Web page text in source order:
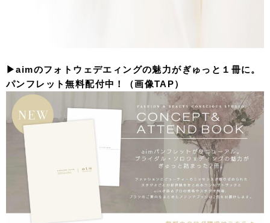
▶︎aimのフォトウェデエィングの魅力がぎゅっと１冊に。
パンフレット無料配付中！（画像TAP）